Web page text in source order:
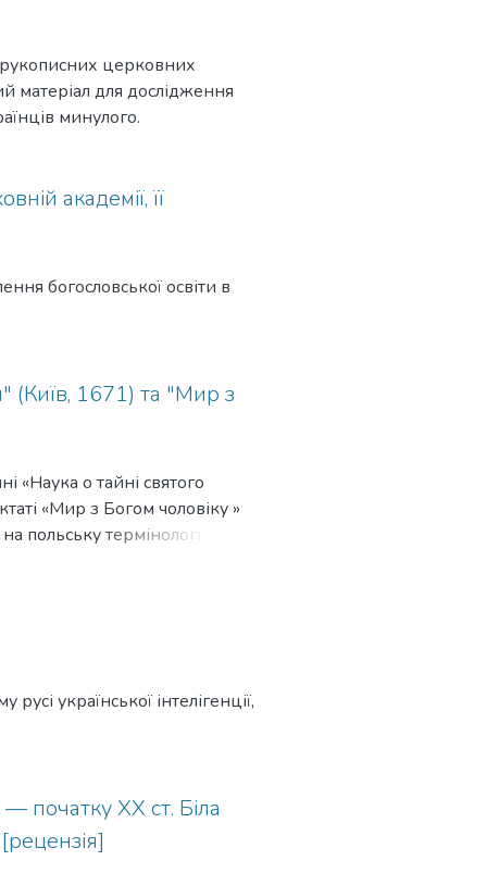
рукописних церковних
матеріал для дослідження
минулого.
академії, її
богословської освіти в
(Київ, 1671) та "Мир з
«Наука о тайні святого
«Мир з Богом чоловіку »
польську термінологічну
української інтелігенції,
початку XX ст. Біла